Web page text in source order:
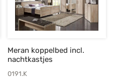
Meran koppelbed incl.
nachtkastjes
0191.K